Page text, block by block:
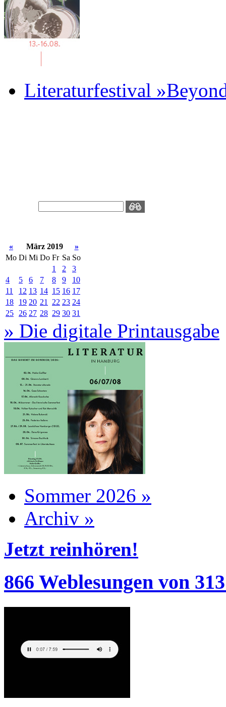
Literaturfestival
« März 2019
»
Mo Di Mi Do Fr Sa So
1
2
3
4
5 6 7 8 9
10
11
12 13 14 15 16 17
18
19 20 21 22 23 24
25
26 27 28 29 30 31
» Die digitale Printausgabe
Sommer 2026 »
Archiv »
Jetzt reinhören!
866 Weblesungen von